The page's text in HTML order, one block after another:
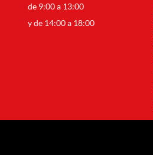
de 9:00 a 13:00
y de 14:00 a 18:00